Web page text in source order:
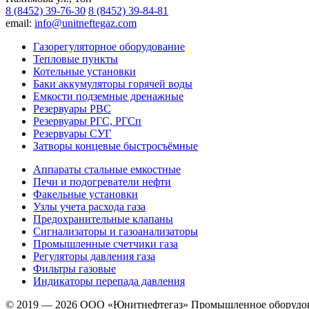
8 (8452) 39-76-30 8 (8452) 39-84-81
email: info@unitneftegaz.com
Газорегуляторное оборудование
Тепловые пункты
Котельные установки
Баки аккумуляторы горячей воды
Емкости подземные дренажные
Резервуары РВС
Резервуары РГС, РГСп
Резервуары СУГ
Затворы концевые быстросъёмные
Аппараты стальные емкостные
Печи и подогреватели нефти
Факельные установки
Узлы учета расхода газа
Предохранительные клапаны
Сигнализаторы и газоанализаторы
Промышленные счетчики газа
Регуляторы давления газа
Фильтры газовые
Индикаторы перепада давления
© 2019 — 2026 ООО «Юнитнефтегаз» Промышленное